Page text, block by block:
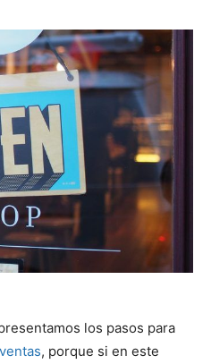
los pasos para
ventas, porque si en este